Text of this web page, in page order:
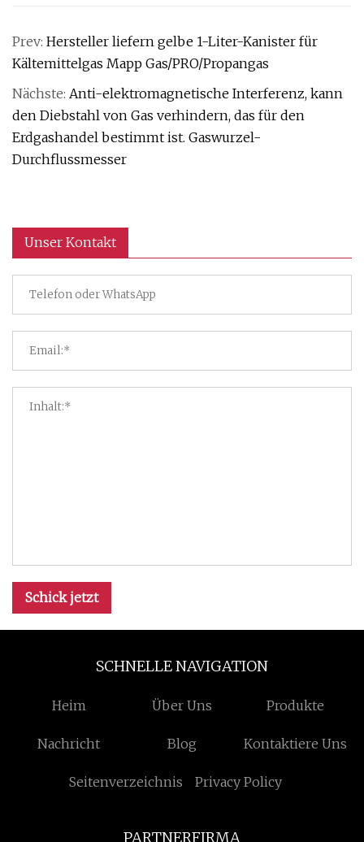
Prev: Hersteller liefern gelbe 1-Liter-Kanister für
Kältemittelgas Mapp Gas/PRO/Propangas
Nächste: Anti-elektromagnetische Interferenz, kann
den Diebstahl von Gas verhindern, das für den
Erdgashandel bestimmt ist. Gaswurzel-
Durchflussmesser
Unser Kontakt
Schick jetzt
SCHNELLE NAVIGATION
Heim Über Uns Produkte
Nachricht Blog Kontaktiere Uns
Seitenverzeichnis Privacy Policy
PARTNERFIRMA